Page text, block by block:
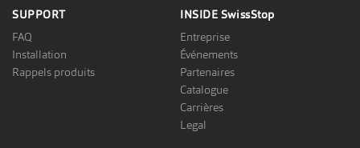
SUPPORT
FAQ
Installation
Rappels produits
INSIDE SwissStop
Entreprise
Événements
Partenaires
Catalogue
Carrières
Legal